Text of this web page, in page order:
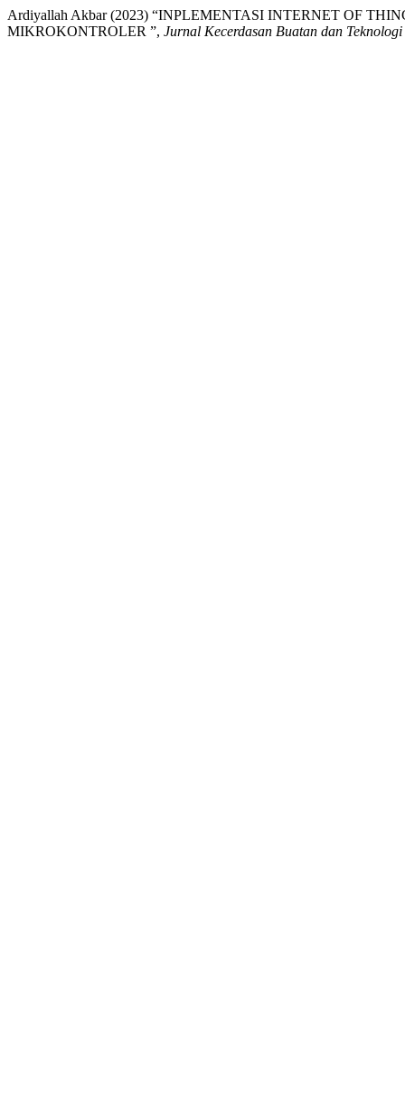
Ardiyallah Akbar (2023) “INPLEMENTASI INTERNET OF
MIKROKONTROLER ”, Jurnal Kecerdasan Buatan dan